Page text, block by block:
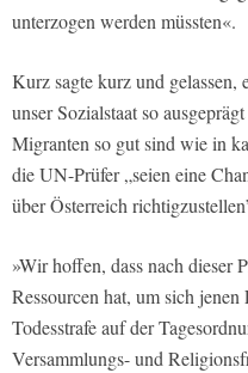
unterzogen werden müssten«.
Kurz sagte kurz und gelassen,
unser Sozialstaat so
Migranten so gut sind wie in
die UN-Prüfer „seien eine
über Österreich
»Wir hoffen, dass nach
Ressourcen hat, um sich
Todesstrafe auf der
Versammlungs- und